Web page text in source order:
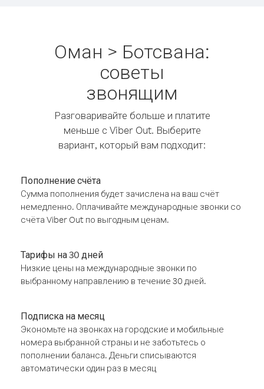
Оман > Ботсвана:
советы
звонящим
Разговаривайте больше и платите
меньше с Viber Out. Выберите
вариант, который вам подходит:
Пополнение счёта
Сумма пополнения будет зачислена на ваш счёт
немедленно. Оплачивайте международные звонки со
счёта Viber Out по выгодным ценам.
Тарифы на 30 дней
Низкие цены на международные звонки по
выбранному направлению в течение 30 дней.
Подписка на месяц
Экономьте на звонках на городские и мобильные
номера выбранной страны и не заботьтесь о
пополнении баланса. Деньги списываются
автоматически один раз в месяц